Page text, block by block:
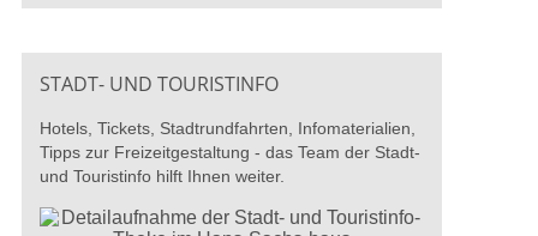
STADT- UND TOURISTINFO
Hotels, Tickets, Stadtrundfahrten, Infomaterialien,
Tipps zur Freizeitgestaltung - das Team der Stadt-
und Touristinfo hilft Ihnen weiter.